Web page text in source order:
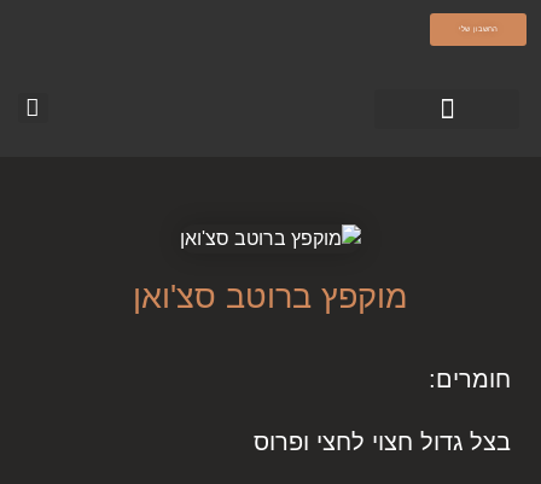
olamatokonline.com
החשבון שלי
מוקפץ ברוטב סצ'ואן
חומרים:
בצל גדול חצוי לחצי ופרוס